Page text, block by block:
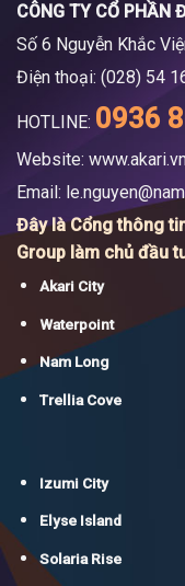
CÔNG TY CỔ PHẦN
Số 6 Nguyễn Khắc
Điện thoại: (028) 54
HOTLINE: 0936
Website:
Email:
Đây là Cổng thông
Group làm chủ đầu
Akari City
Waterpoint
Nam Long
Trellia Cove
Izumi City
Elyse Island
Solaria Rise